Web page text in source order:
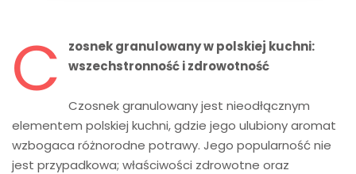
C
zosnek granulowany w polskiej kuchni:
wszechstronność i zdrowotność
Czosnek granulowany jest nieodłącznym
elementem polskiej kuchni, gdzie jego ulubiony aromat
wzbogaca różnorodne potrawy. Jego popularność nie
jest przypadkowa; właściwości zdrowotne oraz